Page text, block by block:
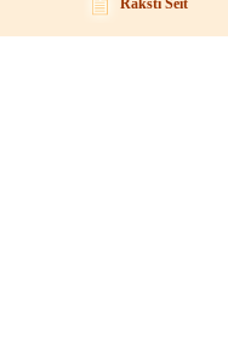
Raksti Šeit